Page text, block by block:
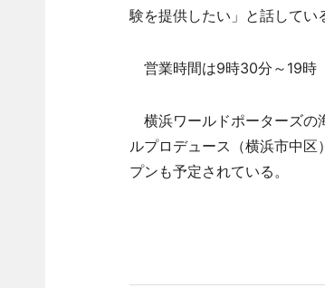
験を提供したい」と話してい
営業時間は9時30分～19時
横浜ワールドポーターズの
ルプロデュース（横浜市中
プンも予定されている。